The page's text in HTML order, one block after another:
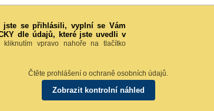
jste se přihlásili, vyplní se Vám
dle údajů, které jste uvedli v
kliknutím vpravo nahoře na tlačítko
Čtěte prohlášení o ochraně osobních údajů.